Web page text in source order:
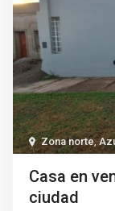
Zona norte,
Casa en
ciudad